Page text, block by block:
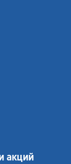
акций